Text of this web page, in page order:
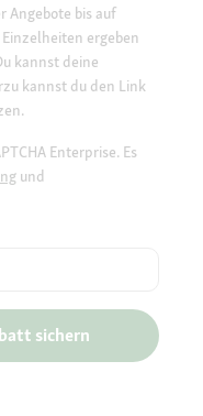
Angebote bis auf
ergeben
kannst deine
kannst du den Link
Enterprise. Es
und
sichern